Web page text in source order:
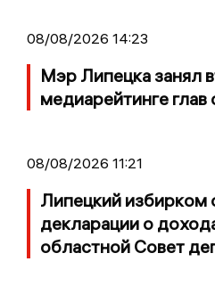
08/08/2026 14:23
Мэр Липецка занял
медиарейтинге
08/08/2026 11:21
Липецкий избирком
декларации о
областной Совет